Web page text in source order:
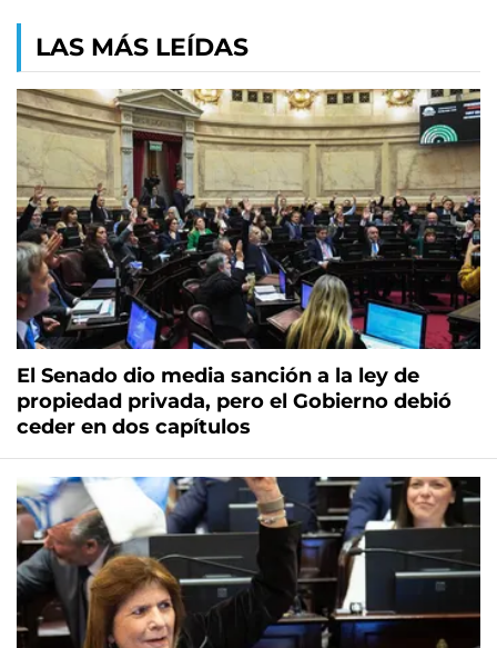
LAS MÁS LEÍDAS
El Senado dio media sanción a la ley de
propiedad privada, pero el Gobierno debió
ceder en dos capítulos